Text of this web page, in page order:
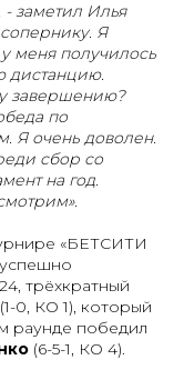
- заметил Илья
Я
меня получилось
дистанцию.
завершению?
по
Я очень доволен.
сбор со
на год.
«БЕТСИТИ
трёхкратный
(1-0, КО 1), который
раунде победил
(6-5-1, КО 4).